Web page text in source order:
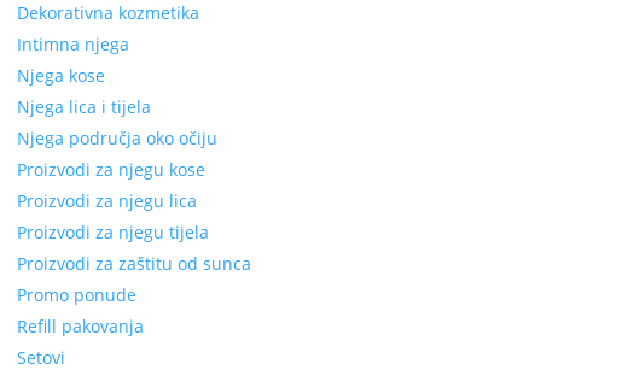
Dekorativna kozmetika
Intimna njega
Njega kose
Njega lica i tijela
Njega područja oko očiju
Proizvodi za njegu kose
Proizvodi za njegu lica
Proizvodi za njegu tijela
Proizvodi za zaštitu od sunca
Promo ponude
Refill pakovanja
Setovi